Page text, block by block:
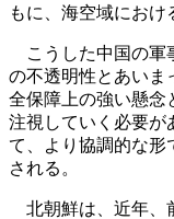
もに、海空域におけ
こうした中国の軍
の不透明性とあいま
全保障上の強い懸念
注視していく必要が
て、より協調的な形
される。
北朝鮮は、近年、